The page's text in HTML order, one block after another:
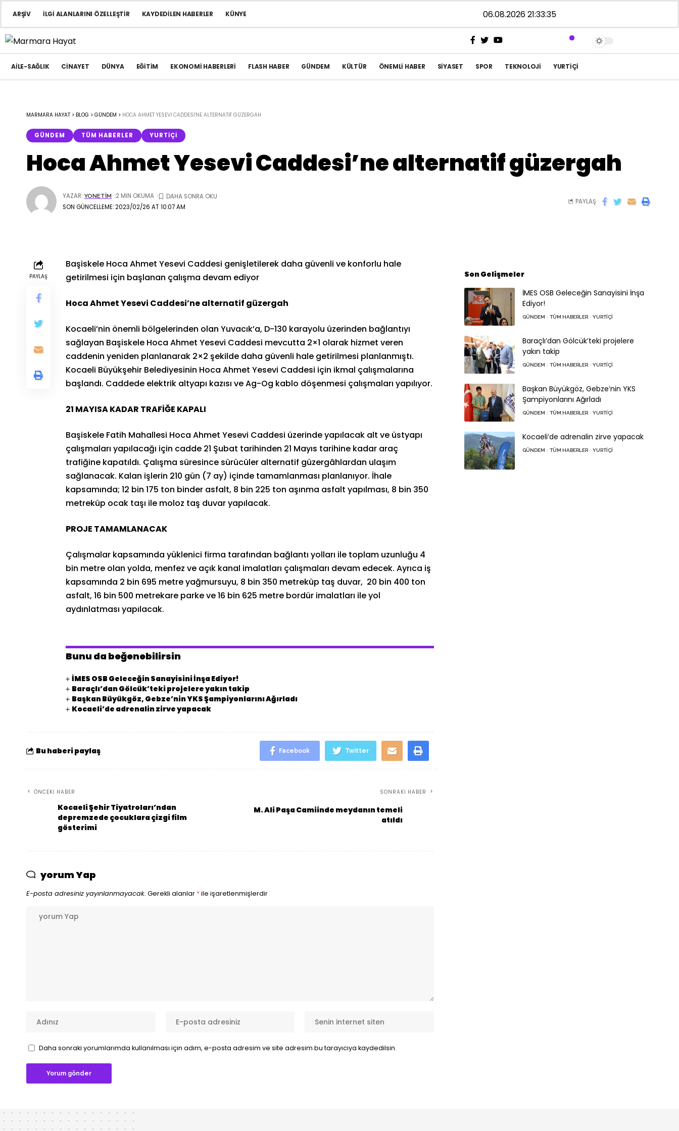
ARŞIV İLGI ALANLARINI ÖZELLEŞTIR KAYDEDILEN HABERLER KÜNYE 06.08.2026 21:33:35
AILE-SAĞLIK CINAYET DÜNYA EĞITIM EKONOMI HABERLERI FLASH HABER GÜNDEM KÜLTÜR ÖNEMLI HABER SIYASET SPOR TEKNOLOJI YURTIÇI
MARMARA HAYAT > BLOG > GÜNDEM > HOCA AHMET YESEVI CADDESI’NE ALTERNATIF GÜZERGAH
GÜNDEM TÜM HABERLER YURTIÇI
Hoca Ahmet Yesevi Caddesi’ne alternatif güzergah
SON GÜNCELLEME: 2023/02/26 AT 10:07 AM
YAZAR: YONETIM 2 MIN OKUMA
PAYLAŞ
PAYLAŞ
Başiskele Hoca Ahmet Yesevi Caddesi genişletilerek daha güvenli ve konforlu hale
getirilmesi için başlanan çalışma devam ediyor
Hoca Ahmet Yesevi Caddesi’ne alternatif güzergah
Kocaeli’nin önemli bölgelerinden olan Yuvacık’a, D-130 karayolu üzerinden bağlantıyı
sağlayan Başiskele Hoca Ahmet Yesevi Caddesi mevcutta 2×1 olarak hizmet veren
caddenin yeniden planlanarak 2×2 şekilde daha güvenli hale getirilmesi planlanmıştı.
Kocaeli Büyükşehir Belediyesinin Hoca Ahmet Yesevi Caddesi için ikmal çalışmalarına
başlandı. Caddede elektrik altyapı kazısı ve Ag-Og kablo döşenmesi çalışmaları yapılıyor.
21 MAYISA KADAR TRAFİĞE KAPALI
Başiskele Fatih Mahallesi Hoca Ahmet Yesevi Caddesi üzerinde yapılacak alt ve üstyapı
çalışmaları yapılacağı için cadde 21 Şubat tarihinden 21 Mayıs tarihine kadar araç
trafiğine kapatıldı. Çalışma süresince sürücüler alternatif güzergâhlardan ulaşım
sağlanacak. Kalan işlerin 210 gün (7 ay) içinde tamamlanması planlanıyor. İhale
kapsamında; 12 bin 175 ton binder asfalt, 8 bin 225 ton aşınma asfalt yapılması, 8 bin 350
metreküp ocak taşı ile moloz taş duvar yapılacak.
PROJE TAMAMLANACAK
Çalışmalar kapsamında yüklenici firma tarafından bağlantı yolları ile toplam uzunluğu 4
bin metre olan yolda, menfez ve açık kanal imalatları çalışmaları devam edecek. Ayrıca iş
kapsamında 2 bin 695 metre yağmursuyu, 8 bin 350 metreküp taş duvar, 20 bin 400 ton
asfalt, 16 bin 500 metrekare parke ve 16 bin 625 metre bordür imalatları ile yol
aydınlatması yapılacak.
Bunu da beğenebilirsin
İMES OSB Geleceğin Sanayisini İnşa Ediyor!
Baraçlı’dan Gölcük’teki projelere yakın takip
Başkan Büyükgöz, Gebze’nin YKS Şampiyonlarını Ağırladı
Kocaeli’de adrenalin zirve yapacak
Bu haberi paylaş Facebook Twitter
ÖNCEKI HABER
Kocaeli Şehir Tiyatroları’ndan
depremzede çocuklara çizgi film
gösterimi
SONRAKI HABER
M. Ali Paşa Camiinde meydanın temeli
atıldı
yorum Yap
E-posta adresiniz yayınlanmayacak. Gerekli alanlar *ile işaretlenmişlerdir
Daha sonraki yorumlarımda kullanılması için adım, e-posta adresim ve site adresim bu tarayıcıya kaydedilsin.
Son Gelişmeler
İMES OSB Geleceğin Sanayisini İnşa
Ediyor!
GÜNDEM TÜM HABERLER YURTIÇI
Baraçlı’dan Gölcük’teki projelere
yakın takip
GÜNDEM TÜM HABERLER YURTIÇI
Başkan Büyükgöz, Gebze’nin YKS
Şampiyonlarını Ağırladı
GÜNDEM TÜM HABERLER YURTIÇI
Kocaeli’de adrenalin zirve yapacak
GÜNDEM TÜM HABERLER YURTIÇI